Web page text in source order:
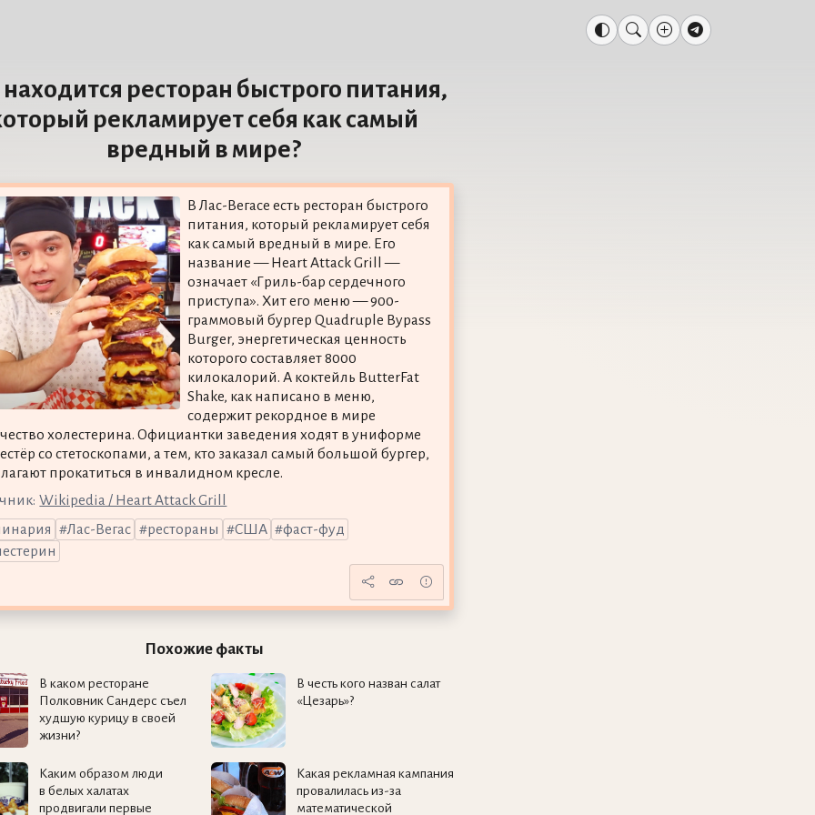
находится ресторан быстрого питания,
рекламирует себя как самый
вредный в мире?
В Лас-Вегасе есть ресторан быстрого
питания, который рекламирует себя
как самый вредный в мире. Его
название — Heart Attack Grill —
означает «Гриль-бар сердечного
приступа». Хит его меню — 900-
граммовый бургер Quadruple Bypass
Burger, энергетическая ценность
которого составляет 8000
килокалорий. А коктейль ButterFat
Shake, как написано в меню,
содержит рекордное в мире
холестерина. Официантки заведения ходят в униформе
со стетоскопами, а тем, кто заказал самый большой бургер,
прокатиться в инвалидном кресле.
Wikipedia / Heart Attack Grill
Лас-Вегас рестораны США
фаст-фуд
Похожие факты
В каком ресторане
Полковник Сандерс съел
худшую курицу в своей
жизни?
В честь кого назван салат
«Цезарь»?
Каким образом люди
в белых халатах
продвигали первые
Какая рекламная кампания
провалилась из-за
математической